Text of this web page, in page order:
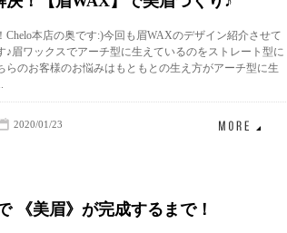
Chelo本店の奥です:)今回も眉WAXのデザイン紹介させて
♪眉ワックスでアーチ型に生えているのをストレート型に
らのお客様のお悩みはもともとの生え方がアーチ型に生
2020/01/23
《美眉》が完成するまで！